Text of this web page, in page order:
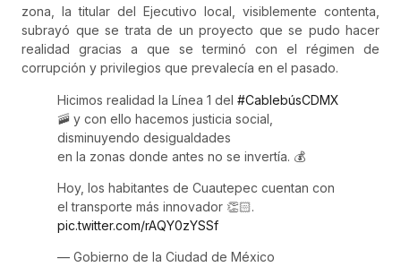
zona, la titular del Ejecutivo local, visiblemente contenta,
subrayó que se trata de un proyecto que se pudo hacer
realidad gracias a que se terminó con el régimen de
corrupción y privilegios que prevalecía en el pasado.
Hicimos realidad la Línea 1 del #CablebúsCDMX
🚠 y con ello hacemos justicia social,
disminuyendo desigualdades
en la zonas donde antes no se invertía. 💰
Hoy, los habitantes de Cuautepec cuentan con
el transporte más innovador 👏🏻.
pic.twitter.com/rAQY0zYSSf
— Gobierno de la Ciudad de México